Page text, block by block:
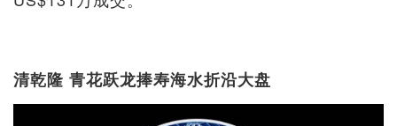
清乾隆 青花跃龙捧寿海水折沿大盘